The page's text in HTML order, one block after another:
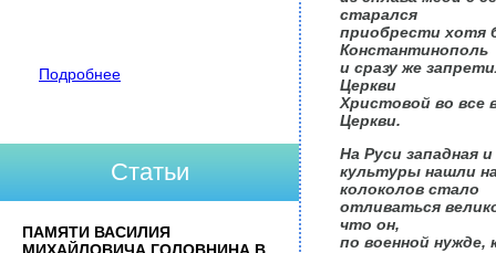
старался
приобрести хотя
Константинополь
и сразу же
Церкви
Христовой во все
Церкви.
На Руси западная
культуры нашли
колоколов стало
отливаться
что он,
по военной нужде,
Подробнее
Статьи
ПАМЯТИ ВАСИЛИЯ